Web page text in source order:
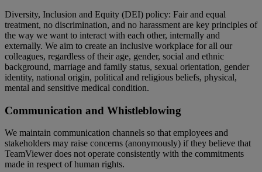
Diversity, Inclusion and Equity (DEI) policy: Fair and equal
treatment, no discrimination, and no harassment are key principles of
the way we want to interact with each other, internally and
externally. We aim to create an inclusive workplace for all our
colleagues, regardless of their age, gender, social and ethnic
background, marriage and family status, sexual orientation, gender
identity, national origin, political and religious beliefs, physical,
mental and sensitive medical condition.
Communication and Whistleblowing
We maintain communication channels so that employees and
stakeholders may raise concerns (anonymously) if they believe that
TeamViewer does not operate consistently with the commitments
made in respect of human rights.